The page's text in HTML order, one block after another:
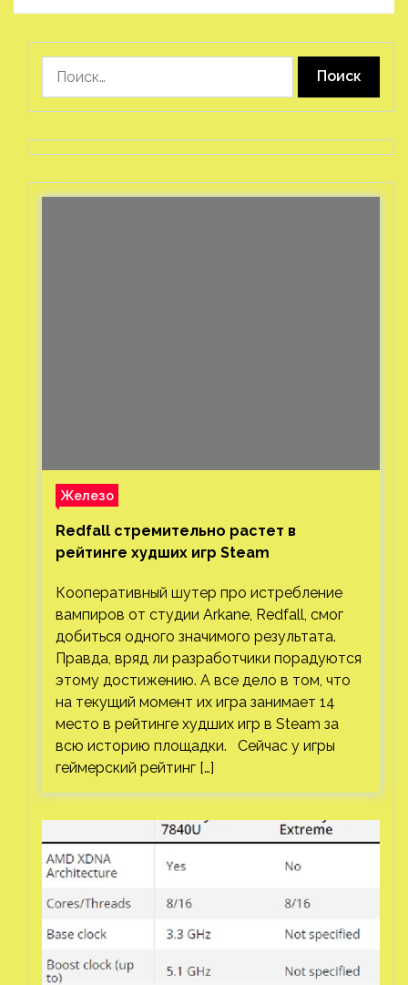
Железо
Redfall стремительно растет в
рейтинге худших игр Steam
Кооперативный шутер про истребление
вампиров от студии Arkane, Redfall, смог
добиться одного значимого результата.
Правда, вряд ли разработчики порадуются
этому достижению. А все дело в том, что
на текущий момент их игра занимает 14
место в рейтинге худших игр в Steam за
всю историю площадки. Сейчас у игры
геймерский рейтинг […]